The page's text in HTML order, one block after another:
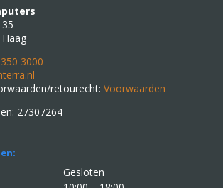
3000
retourecht: Voorwaarden
27307264
Gesloten